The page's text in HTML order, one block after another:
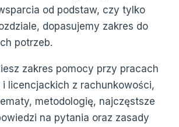
od podstaw, czy tylko
dopasujemy zakres do
potrzeb.
zakres pomocy przy pracach
licencjackich z rachunkowości,
metodologię, najczęstsze
na pytania oraz zasady